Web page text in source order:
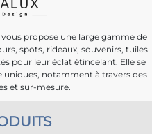
vous propose une large gamme de
spots, rideaux, souvenirs, tuiles
pour leur éclat étincelant. Elle se
uniques, notamment à travers des
et sur-mesure.